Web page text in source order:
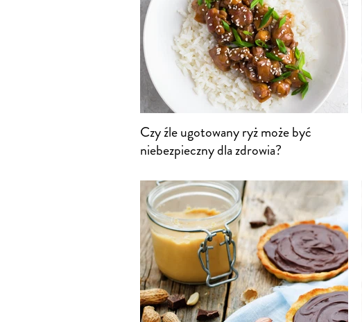
Czy źle ugotowany ryż może być
niebezpieczny dla zdrowia?